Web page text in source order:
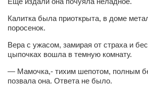
Валентин Бурый
Александра Сокол
Владимир Айзенберг
Калитка была приоткрыта, в доме
поросенок.
Вера с ужасом, замирая от страха и
цыпочках вошла в темную комнату.
— Мамочка,- тихим шепотом, полным
позвала она. Ответа не было.